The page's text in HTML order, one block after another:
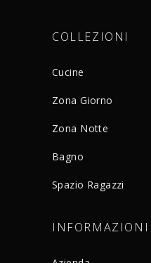
COLLEZIONI
Cucine
Zona Giorno
Zona Notte
Bagno
Spazio Ragazzi
INFORMAZIONI